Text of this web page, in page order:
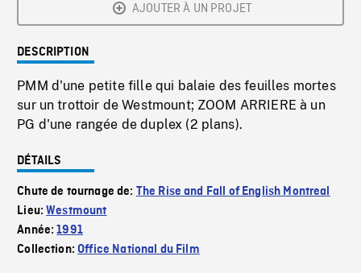
AJOUTER À UN PROJET
DESCRIPTION
PMM d'une petite fille qui balaie des feuilles mortes
sur un trottoir de Westmount; ZOOM ARRIERE à un
PG d'une rangée de duplex (2 plans).
DÉTAILS
Chute de tournage de: The Rise and Fall of English Montreal
Lieu:Westmount
Année:1991
Collection:Office National du Film